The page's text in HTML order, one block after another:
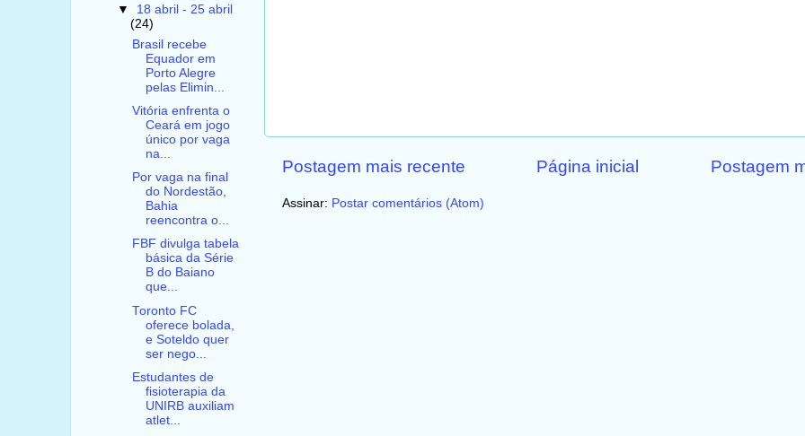
Postagem mais recente Postagem
Página inicial
Assinar: Postar comentários (Atom)
▼ 18 abril - 25 abril
(24)
Brasil recebe
Equador em
Porto Alegre
pelas Elimin...
Vitória enfrenta o
Ceará em jogo
único por vaga
na...
Por vaga na final
do Nordestão,
Bahia
reencontra o...
FBF divulga tabela
básica da Série
B do Baiano
que...
Toronto FC
oferece bolada,
e Soteldo quer
ser nego...
Estudantes de
fisioterapia da
UNIRB auxiliam
atlet...